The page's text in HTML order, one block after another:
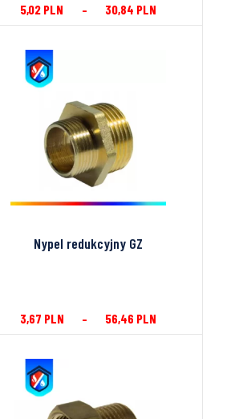
5,02 PLN – 30,84 PLN
Nypel redukcyjny GZ
3,67 PLN – 56,46 PLN